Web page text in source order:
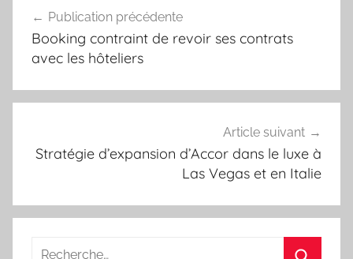
de
l’article
Publication précédente
Booking contraint de revoir ses contrats
avec les hôteliers
Article suivant
Stratégie d’expansion d’Accor dans le luxe à
Las Vegas et en Italie
Recherche